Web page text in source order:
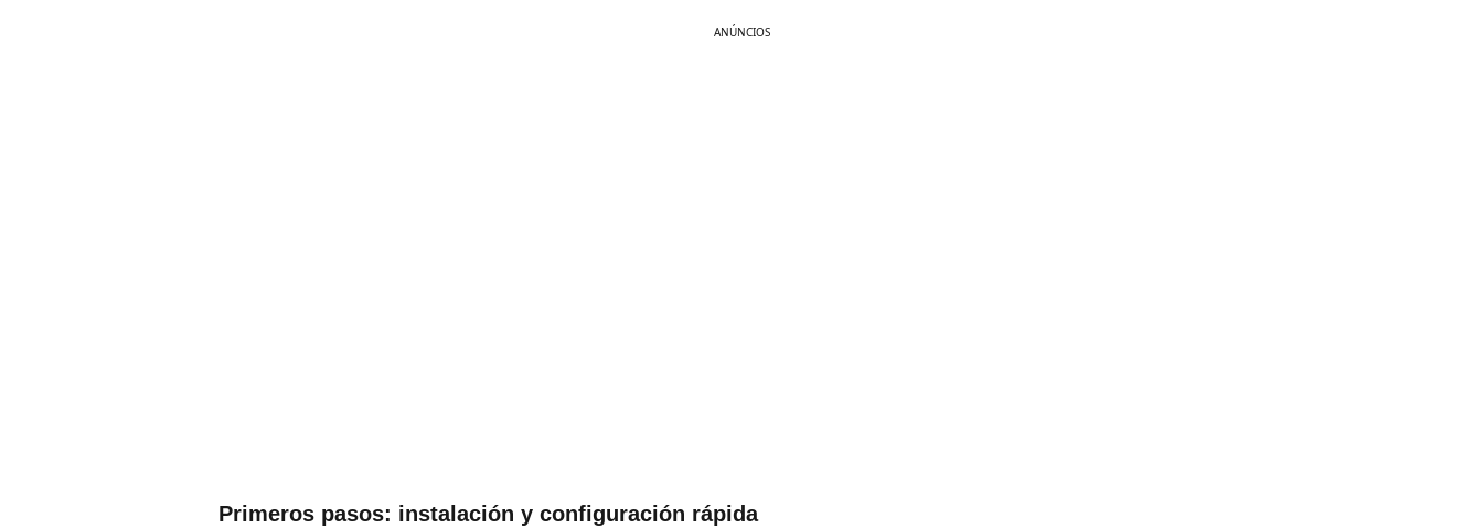
ANÚNCIOS
Primeros pasos: instalación y configuración rápida